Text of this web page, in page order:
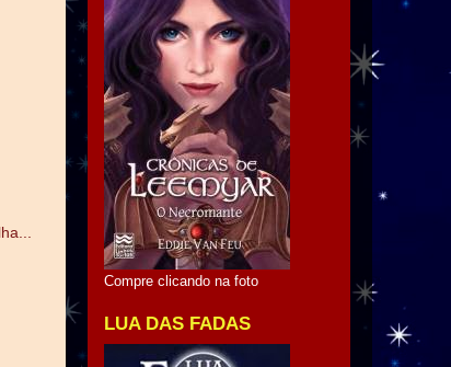
Compre clicando na foto
LUA DAS FADAS